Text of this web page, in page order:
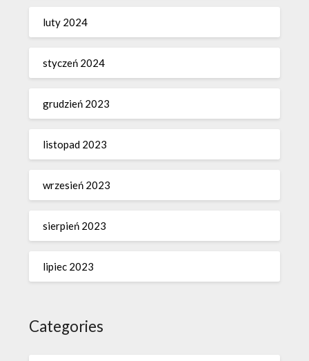
luty 2024
styczeń 2024
grudzień 2023
listopad 2023
wrzesień 2023
sierpień 2023
lipiec 2023
Categories